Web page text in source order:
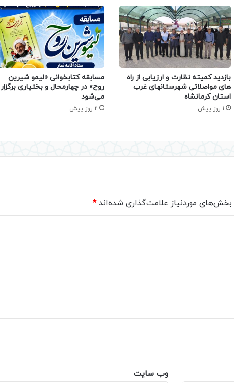
بازدید کمیته نظارت و ارزیابی از راه
های مواصلاتی شهرستانهای غرب
استان کرمانشاه
1 روز پیش
مسابقه کتابخوانی «لیمو شیرین
روح» در چهارمحال و بختیاری برگزار
می‌شود
2 روز پیش
بخش‌های موردنیاز علامت‌گذاری شده‌اند*
وب‌ سایت